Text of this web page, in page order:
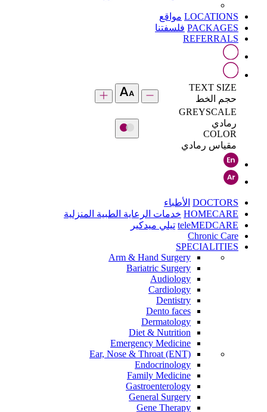
LOCATIONS مواقع
PACKAGES فلسفتنا
REFERRALS
TEXT SIZE
حجم الخط
GREYSCALE
رمادي
COLOR
مقياس رمادي
DOCTORS الأطباء
HOMECARE خدمات الرعاية الطبية المنزلية
teleMEDCARE تيلي ميدكير
Chronic Care
SPECIALITIES
Arm & Hand Surgery
Bariatric Surgery
Audiology
Cardiology
Dentistry
Dento faces
Dermatology
Diet & Nutrition
Emergency Medicine
Ear, Nose & Throat (ENT)
Endocrinology
Family Medicine
Gastroenterology
General Surgery
Gene Therapy